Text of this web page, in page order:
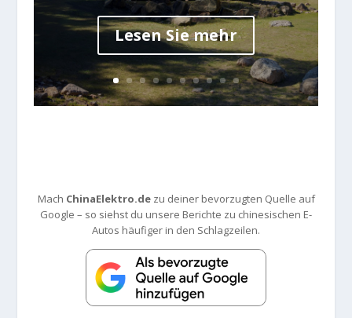
Lesen Sie mehr
Mach ChinaElektro.dezu deiner bevorzugten Quelle auf
Google – so siehst du unsere Berichte zu chinesischen E-
Autos häufiger in den Schlagzeilen.